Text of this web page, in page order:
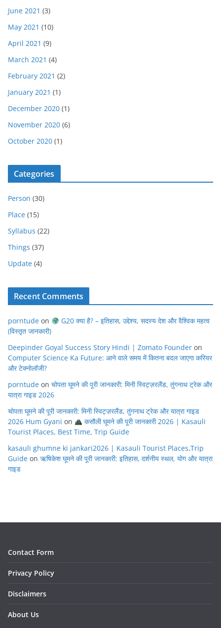
June 2021 (3)
May 2021 (10)
April 2021 (9)
March 2021 (4)
February 2021 (2)
January 2021 (1)
December 2020 (1)
November 2020 (6)
October 2020 (1)
Categories
Person (30)
Place (15)
Syllabus (22)
Things (37)
Update (4)
Recent Comments
porntude on
G20 क्या है? – इतिहास, उद्देश्य, सदस्य देश और वैश्विक महत्व
(विस्तृत जानकारी)
Deepinder Goyal Success Story Hindi | Zomato Founder on
Computer Science Ka Future: आने वाले समय में कितना बदल जाएगा करियर
और टेक्नोलॉजी?
porntude on चोपता घूमने की पूरी जानकारी: मिनी स्विट्ज़रलैंड, तुंगनाथ ट्रेक और
यात्रा गाइड 2026
चोपता घूमने की पूरी जानकारी: मिनी स्विट्ज़रलैंड, तुंगनाथ ट्रेक और यात्रा गाइड
2026 Hum Gyani on
कसौली घूमने की पूरी जानकारी 2026 | Kasauli
Tourist Places, Best Time, Trip Guide
kasauli ghumne ki jankari2026 | Kasauli Tourist Places,Trip
Guide on ऋषिकेश घूमने की पूरी जानकारी: इतिहास, दर्शनीय स्थल, योग और यात्रा
गाइड
Contact Form
Privacy Policy
Disclaimers
About Us